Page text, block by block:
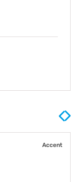
Accent